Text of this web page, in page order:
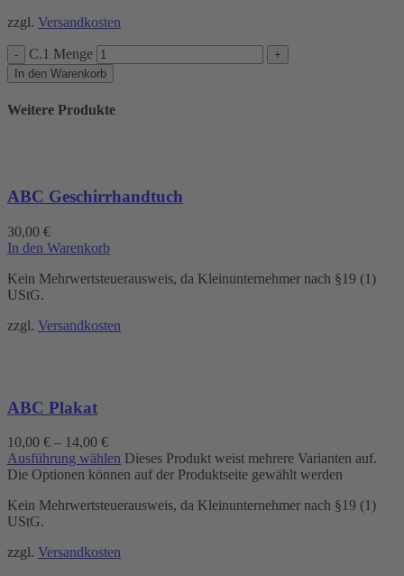
zzgl. Versandkosten
C.1 Menge
In den Warenkorb
Weitere Produkte
ABC Geschirrhandtuch
30,00 €
In den Warenkorb
Kein Mehrwertsteuerausweis, da Kleinunternehmer nach §19 (1)
UStG.
zzgl. Versandkosten
ABC Plakat
10,00 € – 14,00 €
Ausführung wählen Dieses Produkt weist mehrere Varianten auf.
Die Optionen können auf der Produktseite gewählt werden
Kein Mehrwertsteuerausweis, da Kleinunternehmer nach §19 (1)
UStG.
zzgl. Versandkosten